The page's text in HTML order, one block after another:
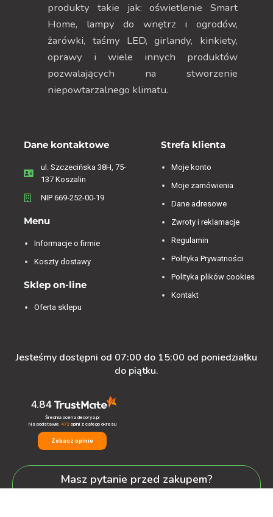
produkty takie jak: oświetlenie Smart
Home, lampy do wnętrz i ogrodów,
żarówki, taśmy LED, girlandy, kinkiety,
oprawy i wiele innych produktów
pozwalających na stworzenie
niepowtarzalnego klimatu.
Dane kontaktowe
ul. Szczecińska 38H, 75-
137 Koszalin
NIP 669-252-00-19
Menu
Informacje o firmie
Koszty dostawy
Sklep on-line
Oferta sklepu
Strefa klienta
Moje konto
Moje zamówienia
Dane adresowe
Zwroty i reklamacje
Regulamin
Polityka Prywatności
Polityka plików cookies
Kontakt
Jesteśmy dostępni od 07:00 do 15:00 od poniedziałku
do piątku.
4.84
Średnia ocena decorya.pl
Na podstawie 472opinii z całego okresu
Zobacz opinie
Masz pytanie przed zakupem?